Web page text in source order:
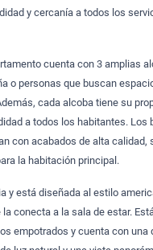
y cercanía a todos los
cuenta con 3 amplias
o personas que buscan
cada alcoba tiene su
a todos los habitantes. Los
con acabados de alta calidad,
la habitación principal.
y está diseñada al estilo
la conecta a la sala de estar.
empotrados y cuenta con una